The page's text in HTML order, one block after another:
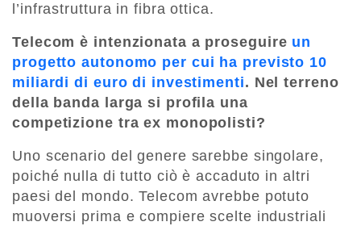
l’infrastruttura in fibra ottica.
Telecom è intenzionata a proseguire un
progetto autonomo per cui ha previsto 10
miliardi di euro di investimenti. Nel terreno
della banda larga si profila una
competizione tra ex monopolisti?
Uno scenario del genere sarebbe singolare,
poiché nulla di tutto ciò è accaduto in altri
paesi del mondo. Telecom avrebbe potuto
muoversi prima e compiere scelte industriali